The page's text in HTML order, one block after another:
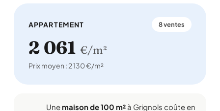
APPARTEMENT 8 ventes
2 061 €/m²
Prix moyen : 2 130 €/m²
Une maison de 100 m² à Grignols coûte en